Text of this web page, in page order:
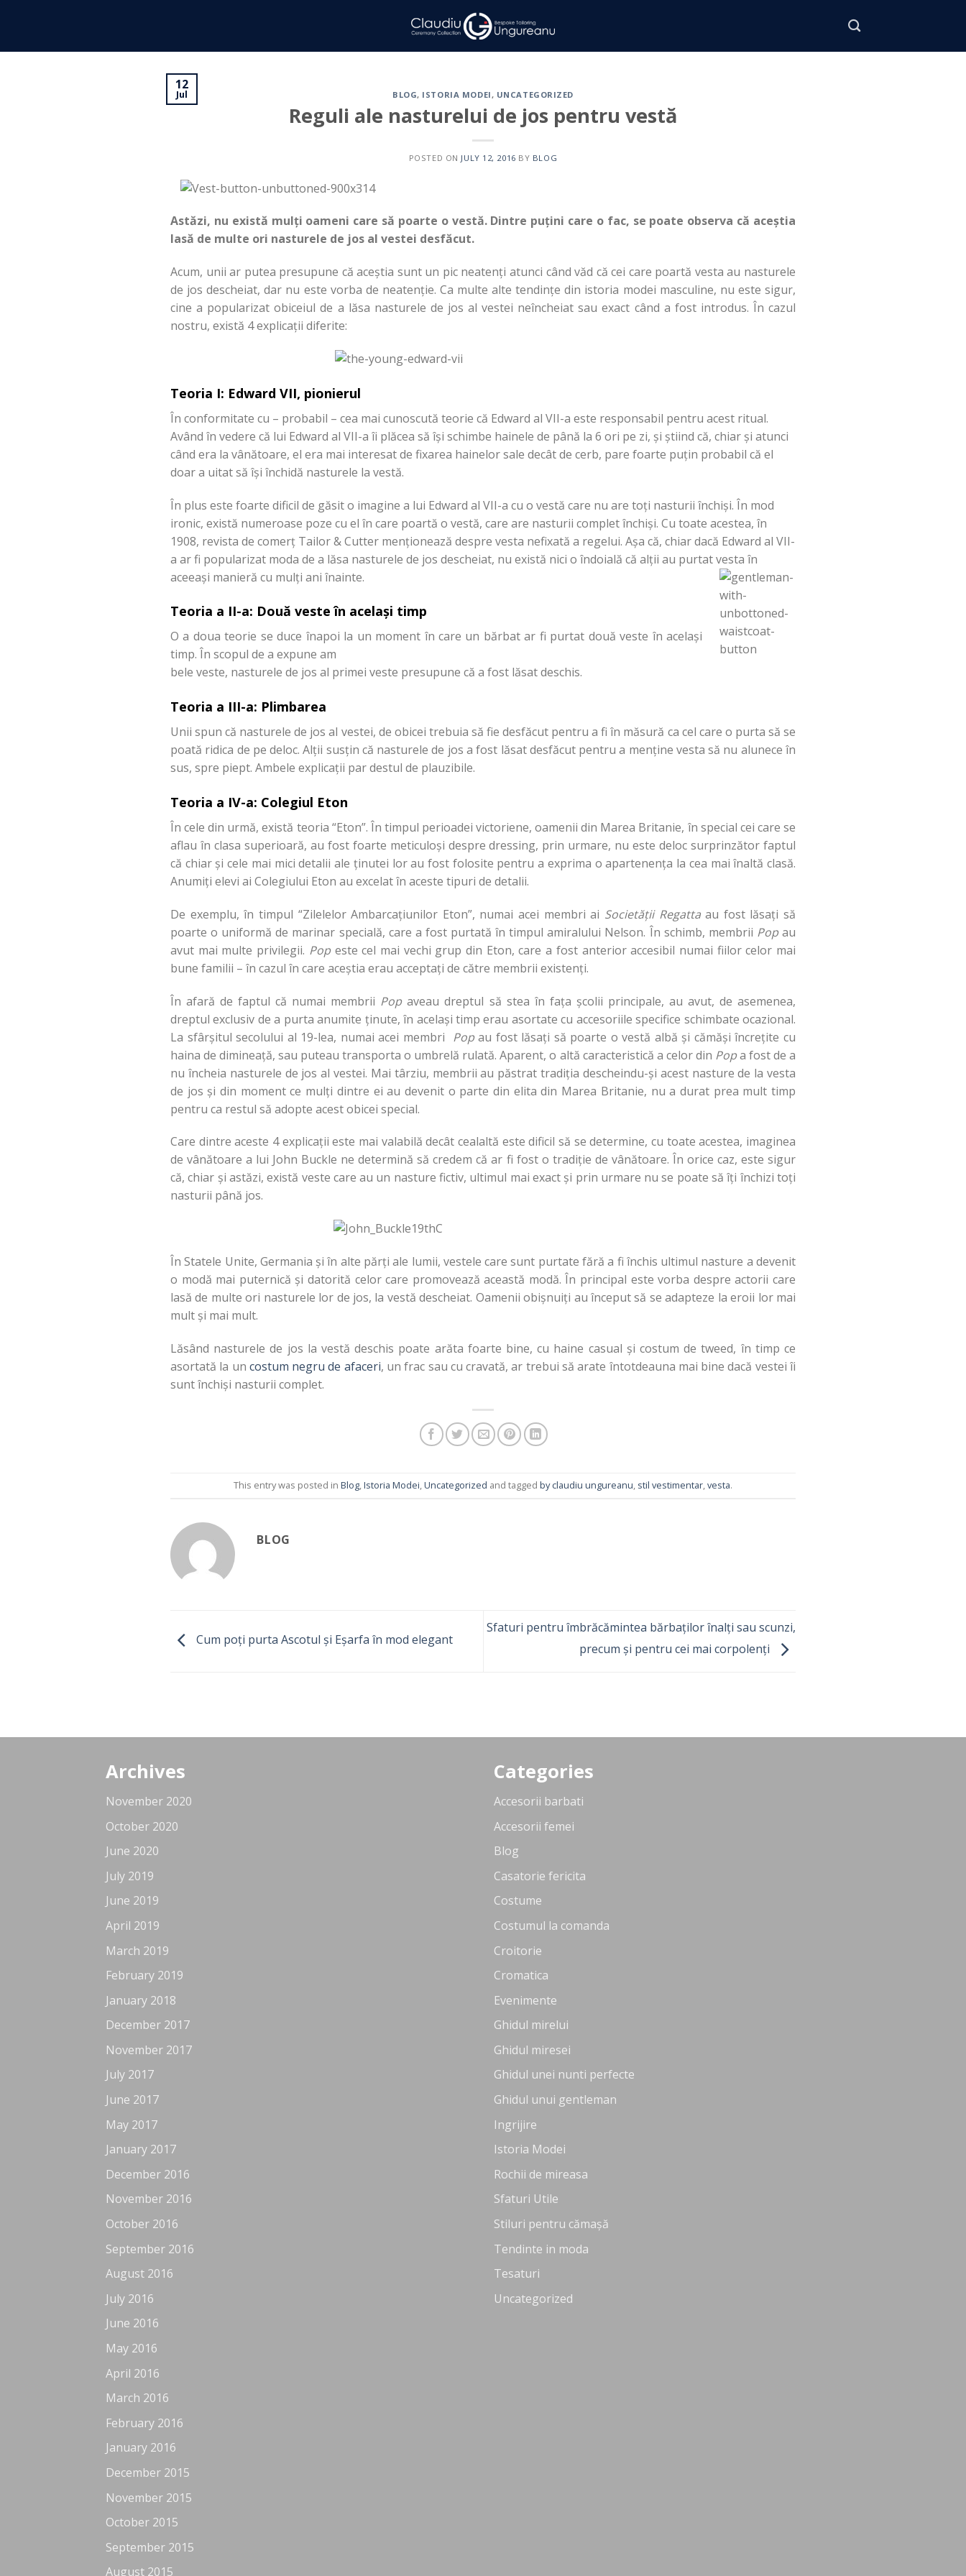
12
Jul BLOG, ISTORIA MODEI, UNCATEGORIZED
Reguli ale nasturelui de jos pentru vestă
POSTED ON JULY 12, 2016 BY BLOG
Astăzi, nu există mulți oameni care să poarte o vestă. Dintre puțini care o fac, se poate observa că aceștia
lasă de multe ori nasturele de jos al vestei desfăcut.
Acum, unii ar putea presupune că aceștia sunt un pic neatenți atunci când văd că cei care poartă vesta au nasturele
de jos descheiat, dar nu este vorba de neatenție. Ca multe alte tendințe din istoria modei masculine, nu este sigur,
cine a popularizat obiceiul de a lăsa nasturele de jos al vestei neîncheiat sau exact când a fost introdus. În cazul
nostru, există 4 explicații diferite:
Teoria I: Edward VII, pionierul
În conformitate cu – probabil – cea mai cunoscută teorie că Edward al VII-a este responsabil pentru acest ritual.
Având în vedere că lui Edward al VII-a îi plăcea să își schimbe hainele de până la 6 ori pe zi, și știind că, chiar și atunci
când era la vânătoare, el era mai interesat de fixarea hainelor sale decât de cerb, pare foarte puțin probabil că el
doar a uitat să își închidă nasturele la vestă.
În plus este foarte dificil de găsit o imagine a lui Edward al VII-a cu o vestă care nu are toți nasturii închiși. În mod
ironic, există numeroase poze cu el în care poartă o vestă, care are nasturii complet închiși. Cu toate acestea, în
1908, revista de comerț Tailor & Cutter menționează despre vesta nefixată a regelui. Așa că, chiar dacă Edward al VII-
a ar fi popularizat moda de a lăsa nasturele de jos descheiat, nu există nici o îndoială că alții au purtat vesta în
aceeași manieră cu mulți ani înainte.
Teoria a II-a: Două veste în același timp
O a doua teorie se duce înapoi la un moment în care un bărbat ar fi purtat două veste în același
timp. În scopul de a expune am
bele veste, nasturele de jos al primei veste presupune că a fost lăsat deschis.
Teoria a III-a: Plimbarea
Unii spun că nasturele de jos al vestei, de obicei trebuia să fie desfăcut pentru a fi în măsură ca cel care o purta să se
poată ridica de pe deloc. Alții susțin că nasturele de jos a fost lăsat desfăcut pentru a menține vesta să nu alunece în
sus, spre piept. Ambele explicații par destul de plauzibile.
Teoria a IV-a: Colegiul Eton
În cele din urmă, există teoria “Eton”. În timpul perioadei victoriene, oamenii din Marea Britanie, în special cei care se
aflau în clasa superioară, au fost foarte meticuloși despre dressing, prin urmare, nu este deloc surprinzător faptul
că chiar și cele mai mici detalii ale ținutei lor au fost folosite pentru a exprima o apartenența la cea mai înaltă clasă.
Anumiți elevi ai Colegiului Eton au excelat în aceste tipuri de detalii.
De exemplu, în timpul “Zilelelor Ambarcațiunilor Eton”, numai acei membri ai Societății Regattaau fost lăsați să
poarte o uniformă de marinar specială, care a fost purtată în timpul amiralului Nelson. În schimb, membrii Popau
avut mai multe privilegii. Popeste cel mai vechi grup din Eton, care a fost anterior accesibil numai fiilor celor mai
bune familii – în cazul în care aceștia erau acceptați de către membrii existenți.
În afară de faptul că numai membrii Popaveau dreptul să stea în fața școlii principale, au avut, de asemenea,
dreptul exclusiv de a purta anumite ținute, în același timp erau asortate cu accesoriile specifice schimbate ocazional.
La sfârșitul secolului al 19-lea, numai acei membri Popau fost lăsați să poarte o vestă albă și cămăși încrețite cu
haina de dimineață, sau puteau transporta o umbrelă rulată. Aparent, o altă caracteristică a celor din Popa fost de a
nu încheia nasturele de jos al vestei. Mai târziu, membrii au păstrat tradiția descheindu-și acest nasture de la vesta
de jos și din moment ce mulți dintre ei au devenit o parte din elita din Marea Britanie, nu a durat prea mult timp
pentru ca restul să adopte acest obicei special.
Care dintre aceste 4 explicații este mai valabilă decât cealaltă este dificil să se determine, cu toate acestea, imaginea
de vânătoare a lui John Buckle ne determină să credem că ar fi fost o tradiție de vânătoare. În orice caz, este sigur
că, chiar și astăzi, există veste care au un nasture fictiv, ultimul mai exact și prin urmare nu se poate să îți închizi toți
nasturii până jos.
În Statele Unite, Germania și în alte părți ale lumii, vestele care sunt purtate fără a fi închis ultimul nasture a devenit
o modă mai puternică și datorită celor care promovează această modă. În principal este vorba despre actorii care
lasă de multe ori nasturele lor de jos, la vestă descheiat. Oamenii obișnuiți au început să se adapteze la eroii lor mai
mult și mai mult.
Lăsând nasturele de jos la vestă deschis poate arăta foarte bine, cu haine casual și costum de tweed, în timp ce
asortată la un costum negru de afaceri, un frac sau cu cravată, ar trebui să arate întotdeauna mai bine dacă vestei îi
sunt închiși nasturii complet.
This entry was posted in Blog,Istoria Modei,Uncategorized and tagged by claudiu ungureanu, stil vestimentar,vesta.
BLOG
Cum poți purta Ascotul și Eșarfa în mod elegant
Sfaturi pentru îmbrăcămintea bărbaților înalți sau scunzi,
precum și pentru cei mai corpolenți
Archives
November 2020
October 2020
June 2020
July 2019
June 2019
April 2019
March 2019
February 2019
January 2018
December 2017
November 2017
July 2017
June 2017
May 2017
January 2017
December 2016
November 2016
October 2016
September 2016
August 2016
July 2016
June 2016
May 2016
April 2016
March 2016
February 2016
January 2016
December 2015
November 2015
October 2015
September 2015
August 2015
Categories
Accesorii barbati
Accesorii femei
Blog
Casatorie fericita
Costume
Costumul la comanda
Croitorie
Cromatica
Evenimente
Ghidul mirelui
Ghidul miresei
Ghidul unei nunti perfecte
Ghidul unui gentleman
Ingrijire
Istoria Modei
Rochii de mireasa
Sfaturi Utile
Stiluri pentru cămașă
Tendinte in moda
Tesaturi
Uncategorized